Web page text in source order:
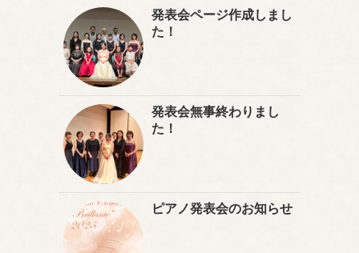
発表会ページ作成しまし
た！
発表会無事終わりまし
た！
ピアノ発表会のお知らせ